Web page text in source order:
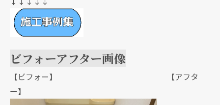
ビフォーアフター画像
【ビフォー】 【アフタ
ー】